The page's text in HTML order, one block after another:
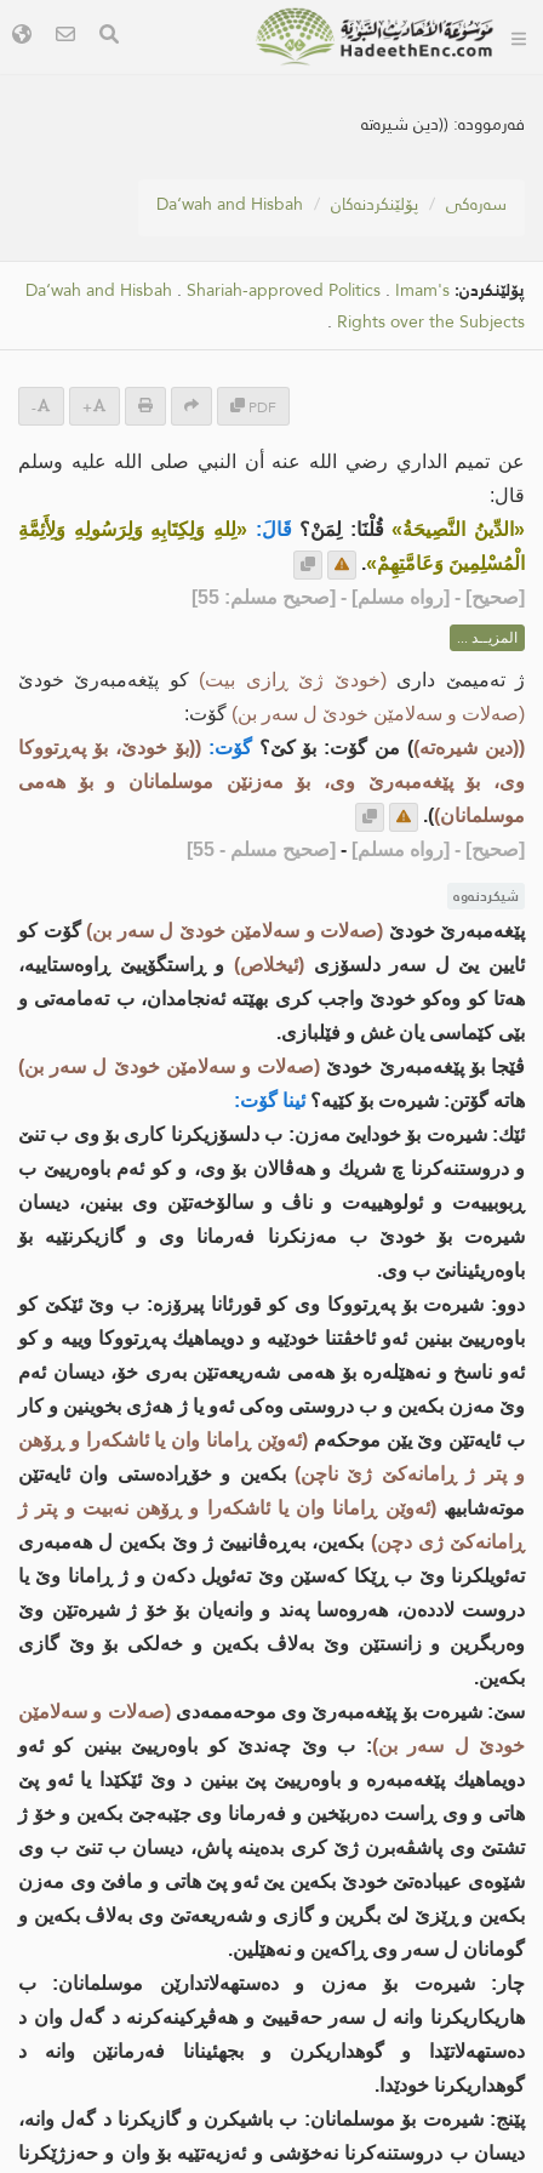
فەرموودە: ((دین شیره‌ته‌
سه‌ره‌كی پۆلێنکردنەکان Da‘wah and Hisbah
پۆلێنکردن: Da‘wah and Hisbah . Shariah-approved Politics . Imam's
Rights over the Subjects
.
PDF
+
-
عن تميم الداري رضي الله عنه أن النبي صلى الله عليه وسلم
قال:
«الدِّينُ النَّصِيحَةُ»قُلْنَا: لِمَنْ؟ قَالَ: «لِلهِ وَلِكِتَابِهِ وَلِرَسُولِهِ وَلِأَئِمَّةِ
الْمُسْلِمِينَ وَعَامَّتِهِمْ».
[صحيح] - [رواه مسلم] - [صحيح مسلم: 55]
المزيــد ...
ژ تەمیمێ داری(خودێ ژێ ڕازی بیت) کو پێغەمبەرێ خودێ
(صەلات و سەلامێن خودێ ل سەر بن) گۆت:
((دین شیره‌ته‌)) من گۆت: بۆ كێ؟ گۆت: ((بۆ خودێ، بۆ په‌ڕتووكا
وی، بۆ پێغه‌مبه‌رێ وی، بۆ مه‌زنێن موسلمانان و بۆ هه‌می
موسلمانان)).
[صحيح] - [رواه مسلم] - [صحيح مسلم - 55]
شیکردنەوە
پێغەمبەرێ خودێ (صەلات و سەلامێن خودێ ل سەر بن)گۆت کو
ئایین یێ ل سەر دلسۆزی(ئیخلاص) و ڕاستگۆییێ ڕاوەستاییە،
هەتا کو وەکو خودێ واجب کری بهێتە ئەنجامدان، ب ته‌مامەتی و
بێی کێماسی یان غش و فێلبازی.
ڤێجا بۆ پێغەمبەرێ خودێ (صەلات و سەلامێن خودێ ل سەر بن)
هاتە گۆتن: شیره‌ت بۆ کێیە؟ ئینا گۆت:
ئێك: شیره‌ت بۆ خودایێ مه‌زن: ب دلسۆزیكرنا کاری بۆ وی ب تنێ
و دروستنه‌كرنا چ شریك و هه‌ڤالان بۆ وی، و کو ئەم باوەرییێ ب
ڕبوبییەت و ئولوهییەت و ناڤ و سالۆخه‌تێن وی بینین، دیسان
شیره‌ت بۆ خودێ ب مەزنکرنا فەرمانا وی و گازیكرنێیه‌ بۆ
باوەریئینانێ ب وی.
دوو: شیره‌ت بۆ په‌ڕتووكا وی کو قورئانا پیرۆزە: ب وێ ئێكێ کو
باوەرییێ بینین ئەو ئاخڤتنا خودێیه‌ و دویماهیك په‌ڕتووكا وییە و کو
ئەو ناسخ و نه‌هێله‌ره‌ بۆ هەمی شەریعه‌تێن بەری خۆ، دیسان ئەم
وێ مەزن بکەین و ب دروستی وه‌كی ئه‌و یا ژ هه‌ژی بخوینین و كار
ب ئایه‌تێن وێ یێن موحكه‌م(ئه‌وێن ڕامانا وان یا ئاشكه‌را و ڕۆهن
و پتر ژ ڕامانەکێ ژێ ناچن) بكه‌ین و خۆڕاده‌ستی وان ئایه‌تێن
موته‌شابیھ(ئه‌وێن ڕامانا وان یا ئاشكه‌را و ڕۆهن نه‌بیت و پتر ژ
ڕامانەکێ ژی دچن) بكه‌ین، بەڕەڤانییێ ژ وێ بكه‌ین ل هه‌مبه‌ری
تەئویلکرنا وێ ب ڕێكا كه‌سێن وێ ته‌ئویل دكه‌ن و ژ ڕامانا وێ یا
دروست لادده‌ن، هه‌روه‌سا پەند و وانه‌یان بۆ خۆ ژ شیره‌تێن وێ
وه‌ربگرین و زانستێن وێ بەلاڤ بکەین و خه‌لكی بۆ وێ گازی
بکەین.
سێ: شیره‌ت بۆ پێغەمبەرێ وی موحه‌ممه‌دی(صەلات و سەلامێن
خودێ ل سەر بن): ب وێ چه‌ندێ کو باوەرییێ بینین کو ئەو
دویماهیك پێغەمبەرە و باوەرییێ پێ بینین د وێ ئێكێدا یا ئەو پێ
هاتی و وی ڕاست ده‌ربێخین و فەرمانا وی جێبەجێ بکەین و خۆ ژ
تشتێ وی پاشڤه‌برن ژێ كری بده‌ینه‌ پاش، دیسان ب تنێ ب وی
شێوه‌ی عیباده‌تێ خودێ بكه‌ین یێ ئه‌و پێ هاتی و مافێ وی مەزن
بکەین و ڕێزێ لێ بگرین و گازی و شەریعه‌تێ وی بەلاڤ بکەین و
گومانان ل سەر وی ڕاكه‌ین و نه‌هێلین.
چار: شیره‌ت بۆ مه‌زن و ده‌ستهه‌لاتدارێن موسلمانان: ب
هاریکاریکرنا وانه‌ ل سەر حه‌قییێ و هه‌ڤڕكینه‌كرنه‌ د گه‌ل وان د
ده‌ستهه‌لاتێدا و گوهداریکرن و بجهئینانا فەرمانێن وانه‌ د
گوهداریکرنا خودێدا.
پێنج: شیره‌ت بۆ موسلمانان: ب باشیكرن و گازیكرنا د گەل وانه‌،
دیسان ب دروستنه‌كرنا نه‌خۆشی و ئه‌زیه‌تێیه‌ بۆ وان و حه‌زژێكرنا